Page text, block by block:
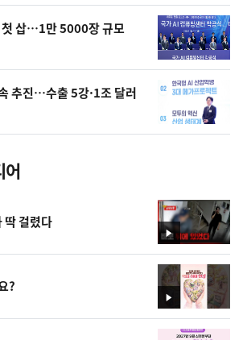
삽…1만 5000장 규모
추진…수출 5강·1조 달러
어
영
상
걸렸다
영
상
?